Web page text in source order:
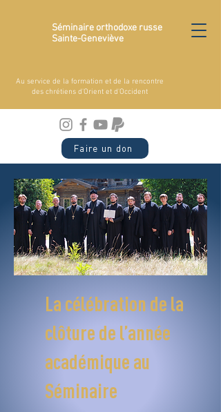
Séminaire orthodoxe russe
Sainte-Geneviève
Au service de la formation et de la rencontre
des chrétiens d'Orient et d'Occident
Faire un don
La célébration de la
clôture de l’année
académique au
Séminaire